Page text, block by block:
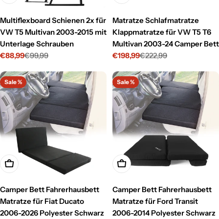
Multiflexboard Schienen 2x für
VW T5 Multivan 2003-2015 mit
Unterlage Schrauben
Verkaufspreis
€88,99
Regulärer€99,99
Matratze Schlafmatratze
Klappmatratze für VW T5 T6
Multivan 2003-24 Camper Bett
Verkaufspreis
€198,99
Regulärer€222,99
Sale %
In den Warenkorb legen
Camper Bett Fahrerhausbett
Matratze für Fiat Ducato
2006-2026 Polyester Schwarz
Sale %
In den Warenkorb legen
Camper Bett Fahrerhausbett
Matratze für Ford Transit
2006-2014 Polyester Schwarz